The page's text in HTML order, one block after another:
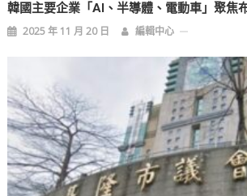
韓國主要企業「AI、半導體、電動車」聚焦
2025 年 11 月 20 日 編輯中心